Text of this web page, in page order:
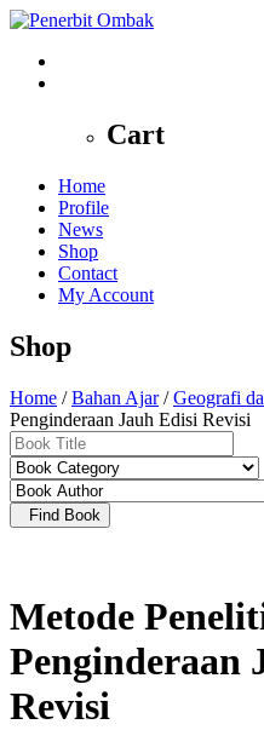
Cart
Home
Profile
News
Shop
Contact
My Account
Shop
Home /Bahan Ajar/Geografi
Penginderaan Jauh Edisi Revisi
Find Book
Metode
Penginderaan
Revisi